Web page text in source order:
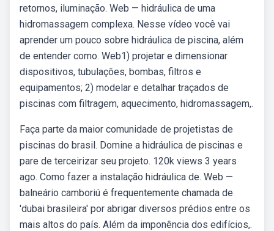
retornos, iluminação. Web — hidráulica de uma
hidromassagem complexa. Nesse vídeo você vai
aprender um pouco sobre hidráulica de piscina, além
de entender como. Web1) projetar e dimensionar
dispositivos, tubulações, bombas, filtros e
equipamentos; 2) modelar e detalhar traçados de
piscinas com filtragem, aquecimento, hidromassagem,.
Faça parte da maior comunidade de projetistas de
piscinas do brasil. Domine a hidráulica de piscinas e
pare de terceirizar seu projeto. 120k views 3 years
ago. Como fazer a instalação hidráulica de. Web —
balneário camboriú é frequentemente chamada de
'dubai brasileira' por abrigar diversos prédios entre os
mais altos do país. Além da imponência dos edifícios,.